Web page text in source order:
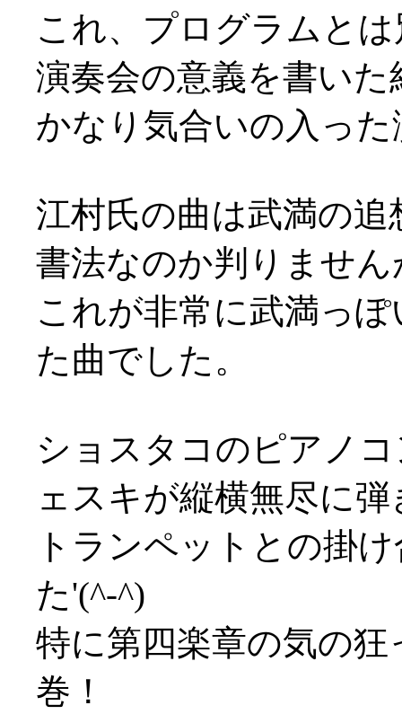
これ、プログラムと
演奏会の意義を書い
かなり気合いの入っ
江村氏の曲は武満の
書法なのか判りません
これが非常に武満っ
た曲でした。
ショスタコのピアノ
ェスキが縦横無尽に
トランペットとの掛
た'(^-^)
特に第四楽章の気の
巻！